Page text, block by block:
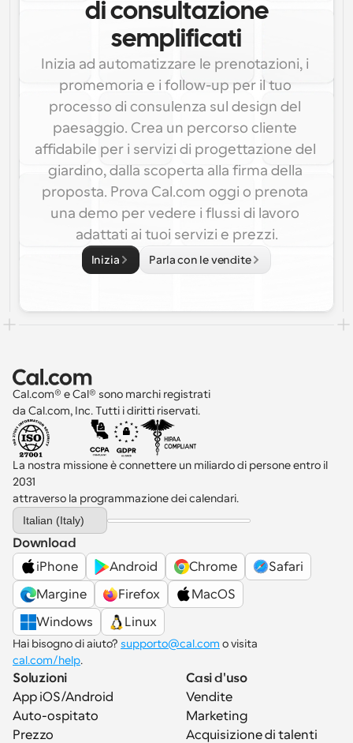
di consultazione
semplificati
Inizia ad automatizzare le prenotazioni, i
promemoria e i follow-up per il tuo
processo di consulenza sul design del
paesaggio. Crea un percorso cliente
affidabile per i servizi di progettazione del
giardino, dalla scoperta alla firma della
proposta. Prova Cal.com oggi o prenota
una demo per vedere i flussi di lavoro
adattati ai tuoi servizi e prezzi.
Inizia Parla con le vendite
Cal.com® e Cal® sono marchi registrati
da Cal.com, Inc. Tutti i diritti riservati.
La nostra missione è connettere un miliardo di persone entro il
2031
attraverso la programmazione dei calendari.
Select Language
Italian (Italy)
Download
iPhone
Android Chrome
Safari
Margine
Firefox
MacOS
Windows
Linux
Hai bisogno di aiuto? supporto@cal.com
cal.com/help.
Soluzioni
App iOS/Android
Auto-ospitato
Prezzo
Casi d'uso
Vendite
Marketing
Acquisizione di talenti